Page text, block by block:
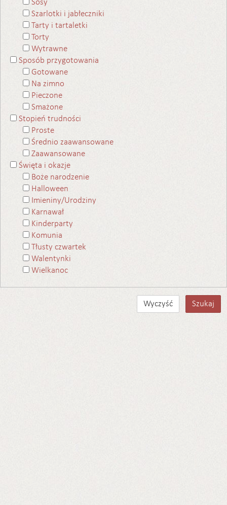
Sosy
Szarlotki i jabłeczniki
Tarty i tartaletki
Torty
Wytrawne
Sposób przygotowania
Gotowane
Na zimno
Pieczone
Smażone
Stopień trudności
Proste
Średnio zaawansowane
Zaawansowane
Święta i okazje
Boże narodzenie
Halloween
Imieniny/Urodziny
Karnawał
Kinderparty
Komunia
Tłusty czwartek
Walentynki
Wielkanoc